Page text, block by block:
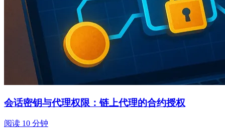
会话密钥与代理权限：链上代理的合约授权
阅读 10 分钟